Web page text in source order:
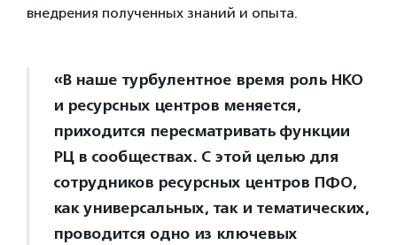
внедрения полученных знаний и опыта.
«В наше турбулентное время роль НКО
и ресурсных центров меняется,
приходится пересматривать функции
РЦ в сообществах. С этой целью для
сотрудников ресурсных центров ПФО,
как универсальных, так и тематических,
проводится одно из ключевых